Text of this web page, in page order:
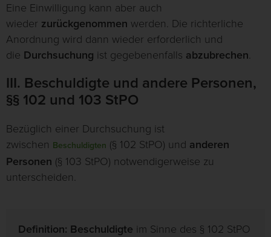
Eine Einwilligung kann aber auch
wieder zurückgenommen werden. Die richterliche
Anordnung wird dann wieder erforderlich und
die Durchsuchung ist gegebenenfalls abzubrechen.
III. Beschuldigte und andere Personen,
§§ 102 und 103 StPO
Bezüglich einer Durchsuchung ist
zwischen Beschuldigten (§ 102 StPO) und anderen
Personen (§ 103 StPO) notwendigerweise zu
unterscheiden.
Definition: Beschuldigte im Sinne des § 102 StPO